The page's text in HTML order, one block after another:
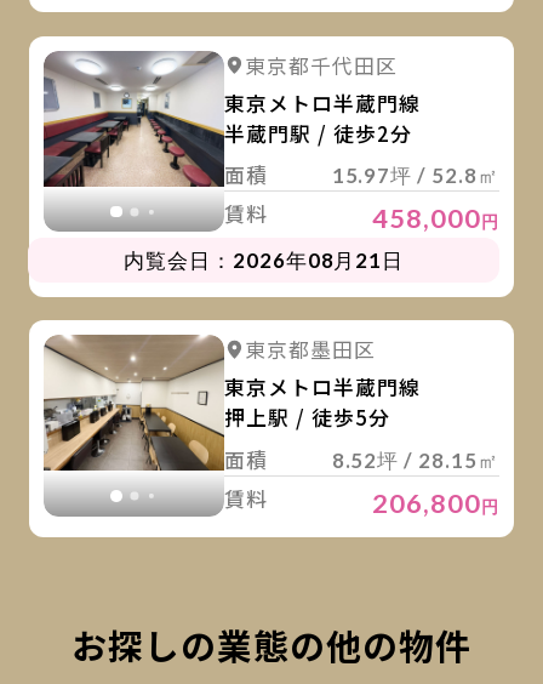
詳細を見る
東京都千代田区
東京メトロ半蔵門線
半蔵門駅 / 徒歩2分
面積
15.97坪 / 52.8㎡
賃料 458,000円
内覧会日：2026年08月21日
詳細を見る
東京都墨田区
東京メトロ半蔵門線
押上駅 / 徒歩5分
面積
8.52坪 / 28.15㎡
賃料 206,800円
お探しの業態の他の物件